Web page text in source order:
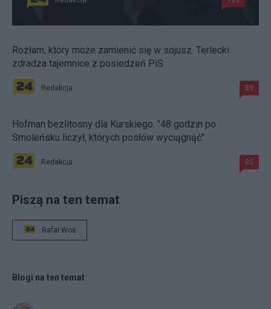
Rozłam, który może zamienić się w sojusz. Terlecki
zdradza tajemnice z posiedzeń PiS
Redakcja 89
Hofman bezlitosny dla Kurskiego. "48 godzin po
Smoleńsku liczył, których posłów wyciągnąć"
Redakcja 85
Piszą na ten temat
Rafał Woś
Blogi na ten temat